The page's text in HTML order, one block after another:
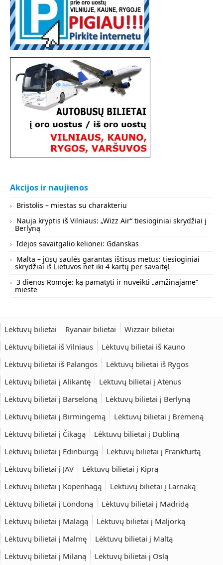
Akcijos ir naujienos
Bristolis – miestas su charakteriu
Nauja kryptis iš Vilniaus: „Wizz Air“ tiesioginiai skrydžiai į
Berlyną
Idėjos savaitgalio kelionei: Gdanskas
Malta – jūsų saulės garantas ištisus metus: tiesioginiai
skrydžiai iš Lietuvos net iki 4 kartų per savaitę!
3 dienos Romoje: ką pamatyti ir nuveikti „amžinajame“
mieste
Lėktuvų bilietai Ryanair bilietai
Wizzair bilietai
Lėktuvų bilietai iš Vilniaus
Lėktuvų bilietai iš Kauno
Lėktuvų bilietai iš Palangos
Lėktuvų bilietai iš Rygos
Lėktuvų bilietai į Alikantę
Lėktuvų bilietai į Atėnus
Lėktuvų bilietai į Barseloną
Lėktuvų bilietai į Berlyną
Lėktuvų bilietai į Birmingemą
Lėktuvų bilietai į Brėmeną
Lėktuvų bilietai į Čikagą
Lėktuvų bilietai į Dubliną
Lėktuvų bilietai į Edinburgą
Lėktuvų bilietai į Frankfurtą
Lėktuvų bilietai į JAV
Lėktuvų bilietai į Kiprą
Lėktuvų bilietai į Kopenhagą
Lėktuvų bilietai į Larnaką
Lėktuvų bilietai į Londoną
Lėktuvų bilietai į Madridą
Lėktuvų bilietai į Malagą
Lėktuvų bilietai į Maljorką
Lėktuvų bilietai į Malmę
Lėktuvų bilietai į Maltą
Lėktuvų bilietai į Milaną
Lėktuvų bilietai į Oslą